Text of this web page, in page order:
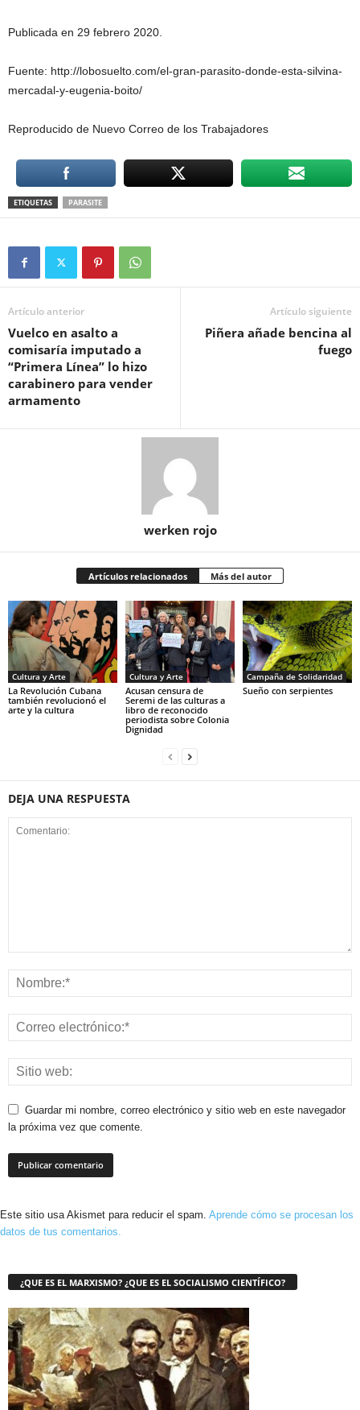
Publicada en 29 febrero 2020.
Fuente: http://lobosuelto.com/el-gran-parasito-donde-esta-silvina-
mercadal-y-eugenia-boito/
Reproducido de Nuevo Correo de los Trabajadores
ETIQUETAS PARASITE
Artículo anterior
Vuelco en asalto a
comisaría imputado a
“Primera Línea” lo hizo
carabinero para vender
armamento
Artículo siguiente
Piñera añade bencina al
fuego
werken rojo
Artículos relacionados Más del autor
Cultura y Arte
La Revolución Cubana
también revolucionó el
arte y la cultura
Cultura y Arte
Acusan censura de
Seremi de las culturas a
libro de reconocido
periodista sobre Colonia
Dignidad
Campaña de Solidaridad
Sueño con serpientes
DEJA UNA RESPUESTA
Guardar mi nombre, correo electrónico y sitio web en este navegador
la próxima vez que comente.
Este sitio usa Akismet para reducir el spam. Aprende cómo se procesan los
datos de tus comentarios.
¿QUE ES EL MARXISMO? ¿QUE ES EL SOCIALISMO CIENTÍFICO?